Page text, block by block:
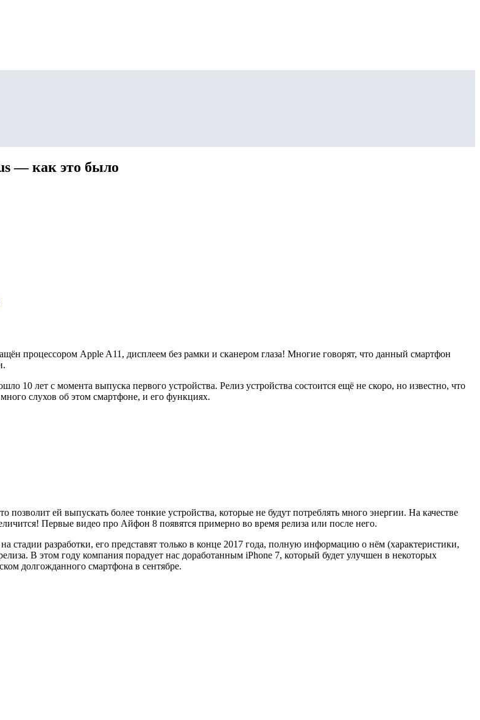
— как это было
процессором Apple A11, дисплеем без рамки и сканером глаза! Многие говорят, что данный смартфон
10 лет с момента выпуска первого устройства. Релиз устройства состоится ещё не скоро, но известно, что
слухов об этом смартфоне, и его функциях.
ей выпускать более тонкие устройства, которые не будут потреблять много энергии. На качестве
Первые видео про Айфон 8 появятся примерно во время релиза или после него.
разработки, его представят только в конце 2017 года, полную информацию о нём (характеристики,
В этом году компания порадует нас доработанным iPhone 7, который будет улучшен в некоторых
долгожданного смартфона в сентябре.